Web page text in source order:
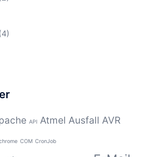
API Atmel Ausfall AVR
COM CronJob